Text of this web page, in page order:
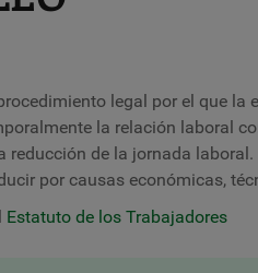
legal por el que
la relación laboral
reducción de la jornada laboral.
por causas económicas,
Estatuto de los Trabajadores